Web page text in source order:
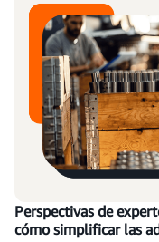
Perspectivas de
cómo simplificar las